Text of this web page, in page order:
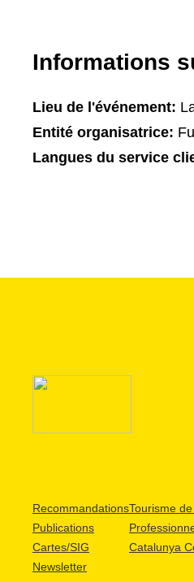
Informations
Lieu de l'événement:
Entité organisatrice:
Langues du service
Recommandations
Publications
Cartes/SIG
Newsletter
Tourisme
Catalunya